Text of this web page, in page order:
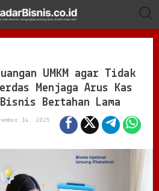
UMKM agar Tidak
Menjaga Arus Kas
Bertahan Lama
14, 2025